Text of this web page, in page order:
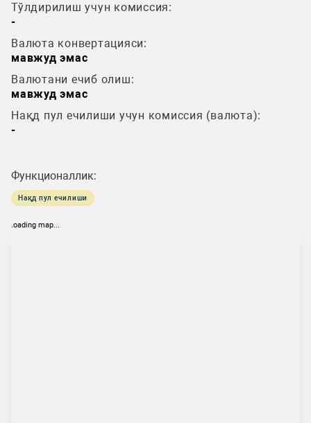
Тўлдирилиш учун комиссия:
-
Валюта конвертацияси:
мавжуд эмас
Валютани ечиб олиш:
мавжуд эмас
Нақд пул ечилиши учун комиссия (валюта):
-
Функционаллик:
Нақд пул ечилиши
loading map...